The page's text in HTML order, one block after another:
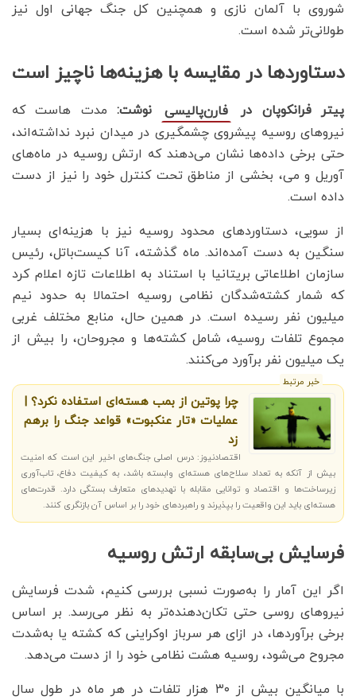
شوروی با آلمان نازی و همچنین کل جنگ جهانی اول نیز
طولانی‌تر شده است.
دستاوردها در مقایسه با هزینه‌ها ناچیز است
پیتر فرانکوپان در فارن‌پالیسی نوشت: مدت هاست که
نیروهای روسیه پیشروی چشمگیری در میدان نبرد نداشته‌اند،
حتی برخی داده‌ها نشان می‌دهند که ارتش روسیه در ماه‌های
آوریل و می، بخشی از مناطق تحت کنترل خود را نیز از دست
داده است.
از سویی، دستاوردهای محدود روسیه نیز با هزینه‌ای بسیار
سنگین به دست آمده‌اند. ماه گذشته، آنا کیست‌باتل، رئیس
سازمان اطلاعاتی بریتانیا با استناد به اطلاعات تازه اعلام کرد
که شمار کشته‌شدگان نظامی روسیه احتمالا به حدود نیم
میلیون نفر رسیده است. در همین حال، منابع مختلف غربی
مجموع تلفات روسیه، شامل کشته‌ها و مجروحان، را بیش از
یک میلیون نفر برآورد می‌کنند.
خبر مرتبط
چرا پوتین از بمب هسته‌ای استفاده نکرد؟ |
عملیات «تار عنکبوت» قواعد جنگ را برهم
زد
اقتصادنیوز: درس اصلی جنگ‌های اخیر این است که امنیت
بیش از آنکه به تعداد سلاح‌های هسته‌ای وابسته باشد، به کیفیت دفاع، تاب‌آوری
زیرساخت‌ها و اقتصاد و توانایی مقابله با تهدیدهای متعارف بستگی دارد. قدرت‌های
هسته‌ای باید این واقعیت را بپذیرند و راهبردهای خود را بر اساس آن بازنگری کنند.
فرسایش بی‌سابقه ارتش روسیه
اگر این آمار را به‌صورت نسبی بررسی کنیم، شدت فرسایش
نیروهای روسی حتی تکان‌دهنده‌تر به نظر می‌رسد. بر اساس
برخی برآوردها، در ازای هر سرباز اوکراینی که کشته یا به‌شدت
مجروح می‌شود، روسیه هشت نظامی خود را از دست می‌دهد.
با میانگین بیش از ۳۰ هزار تلفات در هر ماه در طول سال